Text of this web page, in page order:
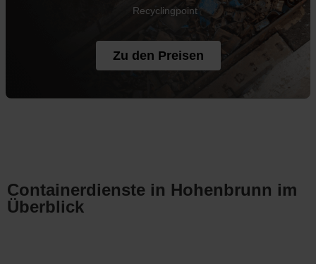
Recyclingpoint
Zu den Preisen
Containerdienste in Hohenbrunn im
Überblick